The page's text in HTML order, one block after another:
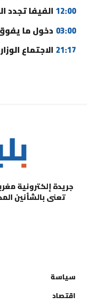
12:00 الفيفا تجدد
03:00 دخول ما يفوق 2,7 مليون من
21:17 الاجتماع
جريدة إلكترونية
تعنى بالشأنين
سياسة
اقتصاد